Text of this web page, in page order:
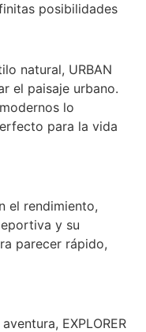
posibilidades
natural, URBAN
el paisaje urbano.
lo
para la vida
el rendimiento,
y su
parecer rápido,
EXPLORER